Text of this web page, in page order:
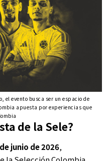
el evento busca ser un espacio de
apuesta por experiencias que
de la Sele?
junio de 2026,